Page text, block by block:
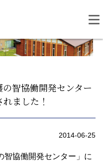
お問い合わせ
智協働開発センター
ました！
2014-06-25
智協働開発センター」に